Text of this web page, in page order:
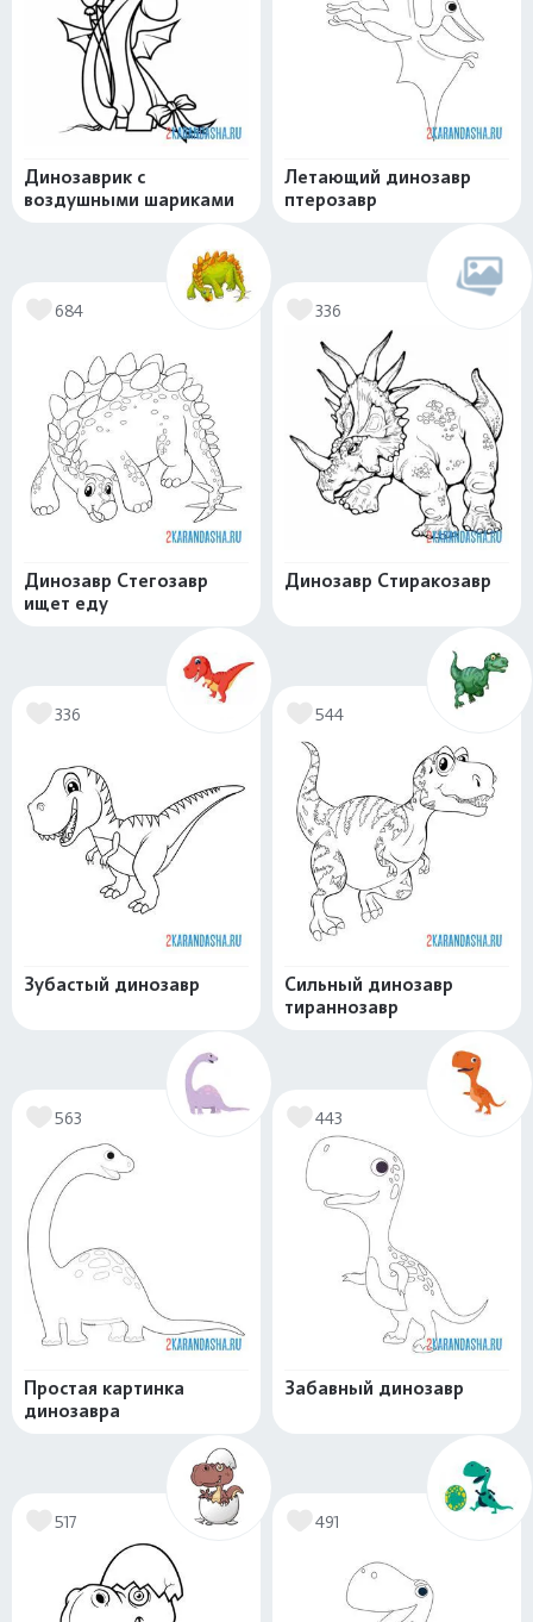
Динозаврик с
воздушными шариками
Летающий динозавр
птерозавр
684
Динозавр Стегозавр
ищет еду
336
Динозавр Стиракозавр
336
Зубастый динозавр
544
Сильный динозавр
тираннозавр
563
Простая картинка
динозавра
443
Забавный динозавр
517 491